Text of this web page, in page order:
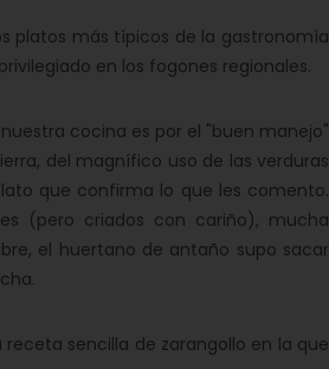
platos más típicos de la gastronomía
en los fogones regionales.
cocina es por el "buen manejo"
del magnífico uso de las verduras
que confirma lo que les comento.
(pero criados con cariño), mucha
el huertano de antaño supo sacar
sencilla de zarangollo en la que